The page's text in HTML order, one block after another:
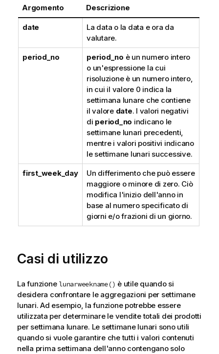
Argomento Descrizione
date
La data o la data e ora da
valutare.
period_no period_no è un numero intero
o un'espressione la cui
risoluzione è un numero intero,
in cui il valore 0 indica la
settimana lunare che contiene
il valore date. I valori negativi
di period_no indicano le
settimane lunari precedenti,
mentre i valori positivi indicano
le settimane lunari successive.
first_week_day
Un differimento che può essere
maggiore o minore di zero. Ciò
modifica l'inizio dell'anno in
base al numero specificato di
giorni e/o frazioni di un giorno.
Casi di utilizzo
La funzione lunarweekname() è utile quando si
desidera confrontare le aggregazioni per settimane
lunari. Ad esempio, la funzione potrebbe essere
utilizzata per determinare le vendite totali dei prodotti
per settimana lunare. Le settimane lunari sono utili
quando si vuole garantire che tutti i valori contenuti
nella prima settimana dell'anno contengano solo